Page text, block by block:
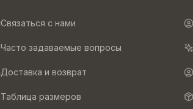
Связаться с нами
Часто задаваемые вопросы
Доставка и возврат
Таблица размеров